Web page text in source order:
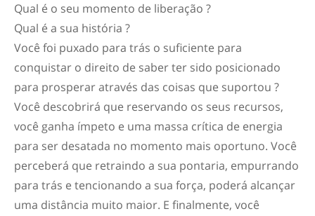
Qual é o seu momento de liberação ?
Qual é a sua história ?
Você foi puxado para trás o suficiente para
conquistar o direito de saber ter sido posicionado
para prosperar através das coisas que suportou ?
Você descobrirá que reservando os seus recursos,
você ganha ímpeto e uma massa crítica de energia
para ser desatada no momento mais oportuno. Você
perceberá que retraindo a sua pontaria, empurrando
para trás e tencionando a sua força, poderá alcançar
uma distância muito maior. E finalmente, você